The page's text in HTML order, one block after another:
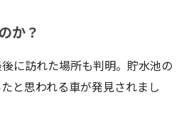
か？
に訪れた場所も判明。貯水池の
と思われる車が発見されまし